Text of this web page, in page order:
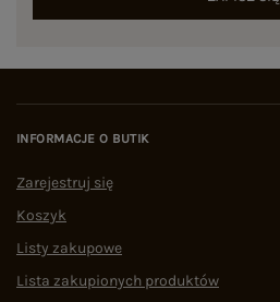
INFORMACJE O BUTIK
Zarejestruj się
Koszyk
Listy zakupowe
Lista zakupionych produktów